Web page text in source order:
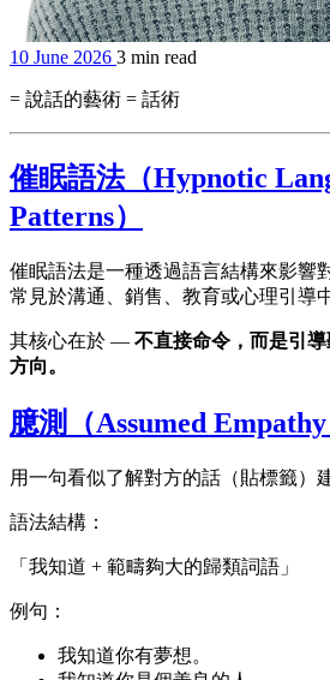
10 June 2026 3 min read
= 說話的藝術 = 話術
催眠語法（Hypnotic
Patterns）
催眠語法是一種透過語言結構來影響
常見於溝通、銷售、教育或心理引導中
其核心在於 — 不直接命令，而是引
方向。
臆測（Assumed Empathy
用一句看似了解對方的話（貼標籤）
語法結構：
「我知道 + 範疇夠大的歸類詞語」
例句：
我知道你有夢想。